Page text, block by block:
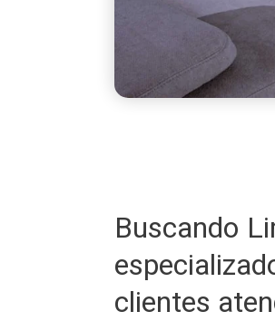
Buscando
clientes